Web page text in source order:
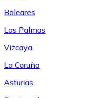
Baleares
Las Palmas
Vizcaya
La Coruña
Asturias